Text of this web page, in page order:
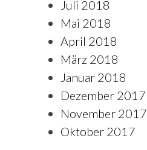
Juli 2018
Mai 2018
April 2018
März 2018
Januar 2018
Dezember 2017
November 2017
Oktober 2017